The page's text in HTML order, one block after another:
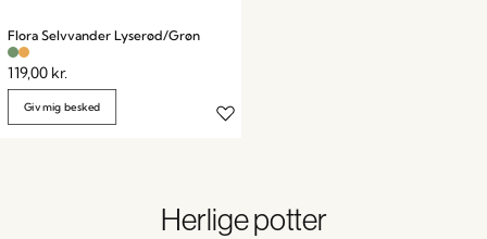
Flora Selvvander Lyserød/Grøn
119,00 kr.
Giv mig besked
Herlige potter